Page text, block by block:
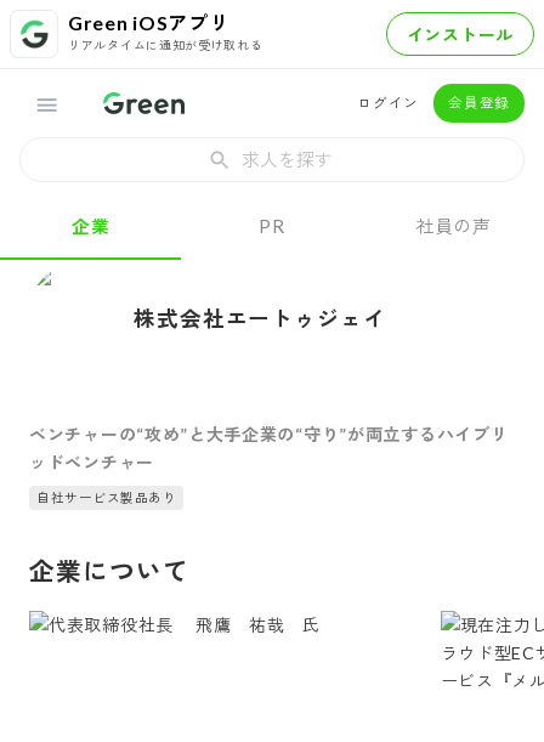
Green iOSアプリ
リアルタイムに通知が受け取れる インストール
ログイン 会員登録
求人を探す
企業 PR 社員の声
株式会社エートゥジェイ
ベンチャーの“攻め”と大手企業の“守り”が両立するハイブリ
ッドベンチャー
自社サービス製品あり
企業について